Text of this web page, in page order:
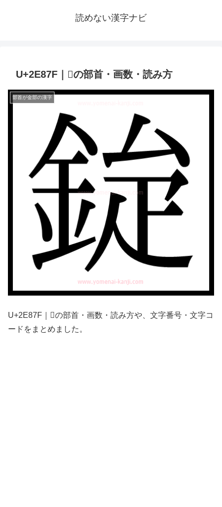
読めない漢字ナビ
U+2E87F｜𮡿の部首・画数・読み方
部首が金部の漢字
U+2E87F｜𮡿の部首・画数・読み方や、文字番号・文字コ
ードをまとめました。